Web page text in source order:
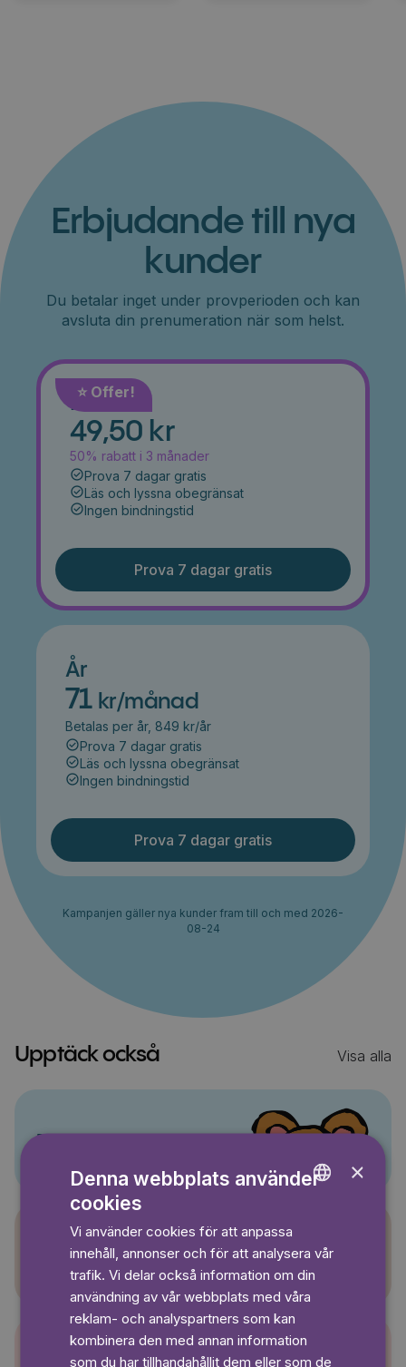
Erbjudande till nya
kunder
Du betalar inget under provperioden och kan
avsluta din prenumeration när som helst.
⭐️ Offer!
Månad
49,50 kr
50% rabatt i 3 månader
Prova 7 dagar gratis
Läs och lyssna obegränsat
Ingen bindningstid
Prova 7 dagar gratis
År
71 kr/månad
Betalas per år, 849 kr/år
Prova 7 dagar gratis
Läs och lyssna obegränsat
Ingen bindningstid
Prova 7 dagar gratis
Kampanjen gäller nya kunder fram till och med 2026-
08-24
Upptäck också Visa alla
Pino
Sagasagor
×
Denna webbplats använder
cookies
Vi använder cookies för att anpassa
innehåll, annonser och för att analysera vår
trafik. Vi delar också information om din
användning av vår webbplats med våra
reklam- och analyspartners som kan
kombinera den med annan information
som du har tillhandahållit dem eller som de